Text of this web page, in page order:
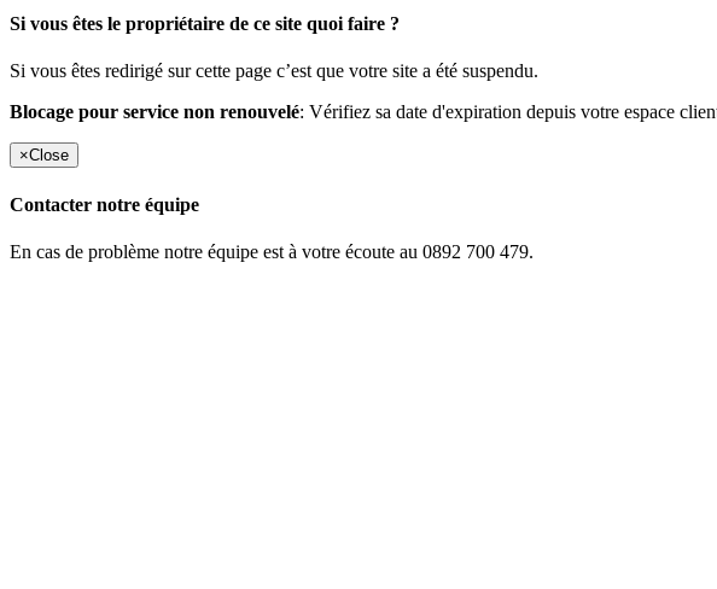
Si vous êtes le propriétaire de ce site quoi faire ?
Si vous êtes redirigé sur cette page c’est que votre site a été suspendu.
Blocage pour service non renouvelé: Vérifiez sa date d'expiration depuis votre espace
×Close
Contacter notre équipe
En cas de problème notre équipe est à votre écoute au 0892 700 479.